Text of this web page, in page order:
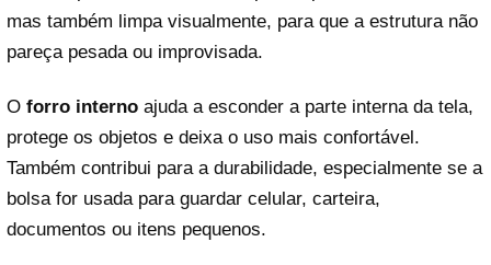
mas também limpa visualmente, para que a estrutura não
pareça pesada ou improvisada.
O forro interno ajuda a esconder a parte interna da tela,
protege os objetos e deixa o uso mais confortável.
Também contribui para a durabilidade, especialmente se a
bolsa for usada para guardar celular, carteira,
documentos ou itens pequenos.